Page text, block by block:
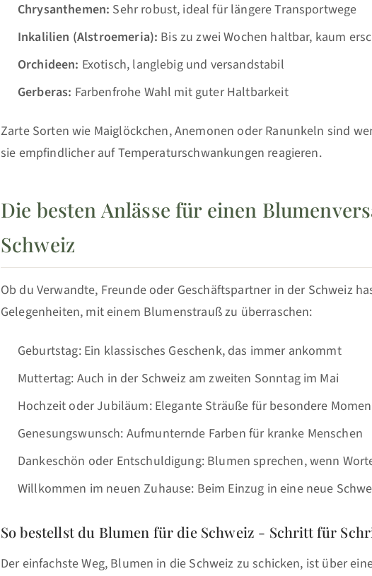
Chrysanthemen: Sehr robust, ideal für längere Transportwege
Inkalilien (Alstroemeria): Bis zu zwei Wochen haltbar, kaum
Orchideen: Exotisch, langlebig und versandstabil
Gerberas: Farbenfrohe Wahl mit guter Haltbarkeit
Zarte Sorten wie Maiglöckchen, Anemonen oder Ranunkeln sind
sie empfindlicher auf Temperaturschwankungen reagieren.
Die besten Anlässe für einen
Schweiz
Ob du Verwandte, Freunde oder Geschäftspartner in der Schweiz
Gelegenheiten, mit einem Blumenstrauß zu überraschen:
Geburtstag: Ein klassisches Geschenk, das immer ankommt
Muttertag: Auch in der Schweiz am zweiten Sonntag im Mai
Hochzeit oder Jubiläum: Elegante Sträuße für besondere
Genesungswunsch: Aufmunternde Farben für kranke Menschen
Dankeschön oder Entschuldigung: Blumen sprechen, wenn
Willkommen im neuen Zuhause: Beim Einzug in eine neue
So bestellst du Blumen für die Schweiz - Schritt für
Der einfachste Weg, Blumen in die Schweiz zu schicken, ist über